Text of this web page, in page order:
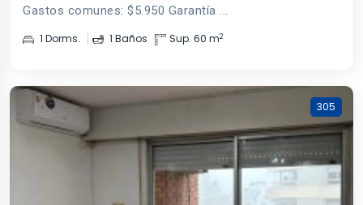
Gastos comunes: $5.950 Garantía ...
1 Dorms. 1 Baños Sup. 60 m2
305